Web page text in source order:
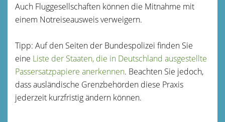
Auch Fluggesellschaften können die Mitnahme mit
einem Notreiseausweis verweigern.
Tipp: Auf den Seiten der Bundespolizei finden Sie
eine Liste der Staaten, die in Deutschland ausgestellte
Passersatzpapiere anerkennen. Beachten Sie jedoch,
dass ausländische Grenzbehörden diese Praxis
jederzeit kurzfristig ändern können.